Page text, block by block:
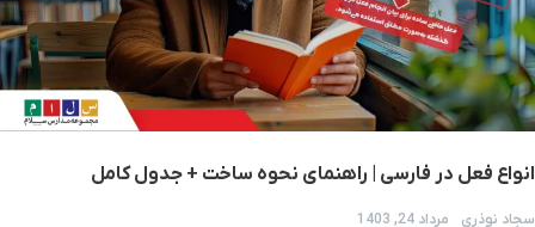
انواع فعل در فارسی | راهنمای نحوه ساخت + جدول کامل
سجاد نوذری مرداد 24, 1403